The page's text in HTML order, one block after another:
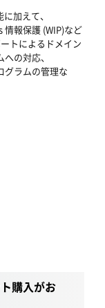
加えて、
報保護 (WIP)など
トによるドメイン
の対応、
ラムの管理な
購入がお